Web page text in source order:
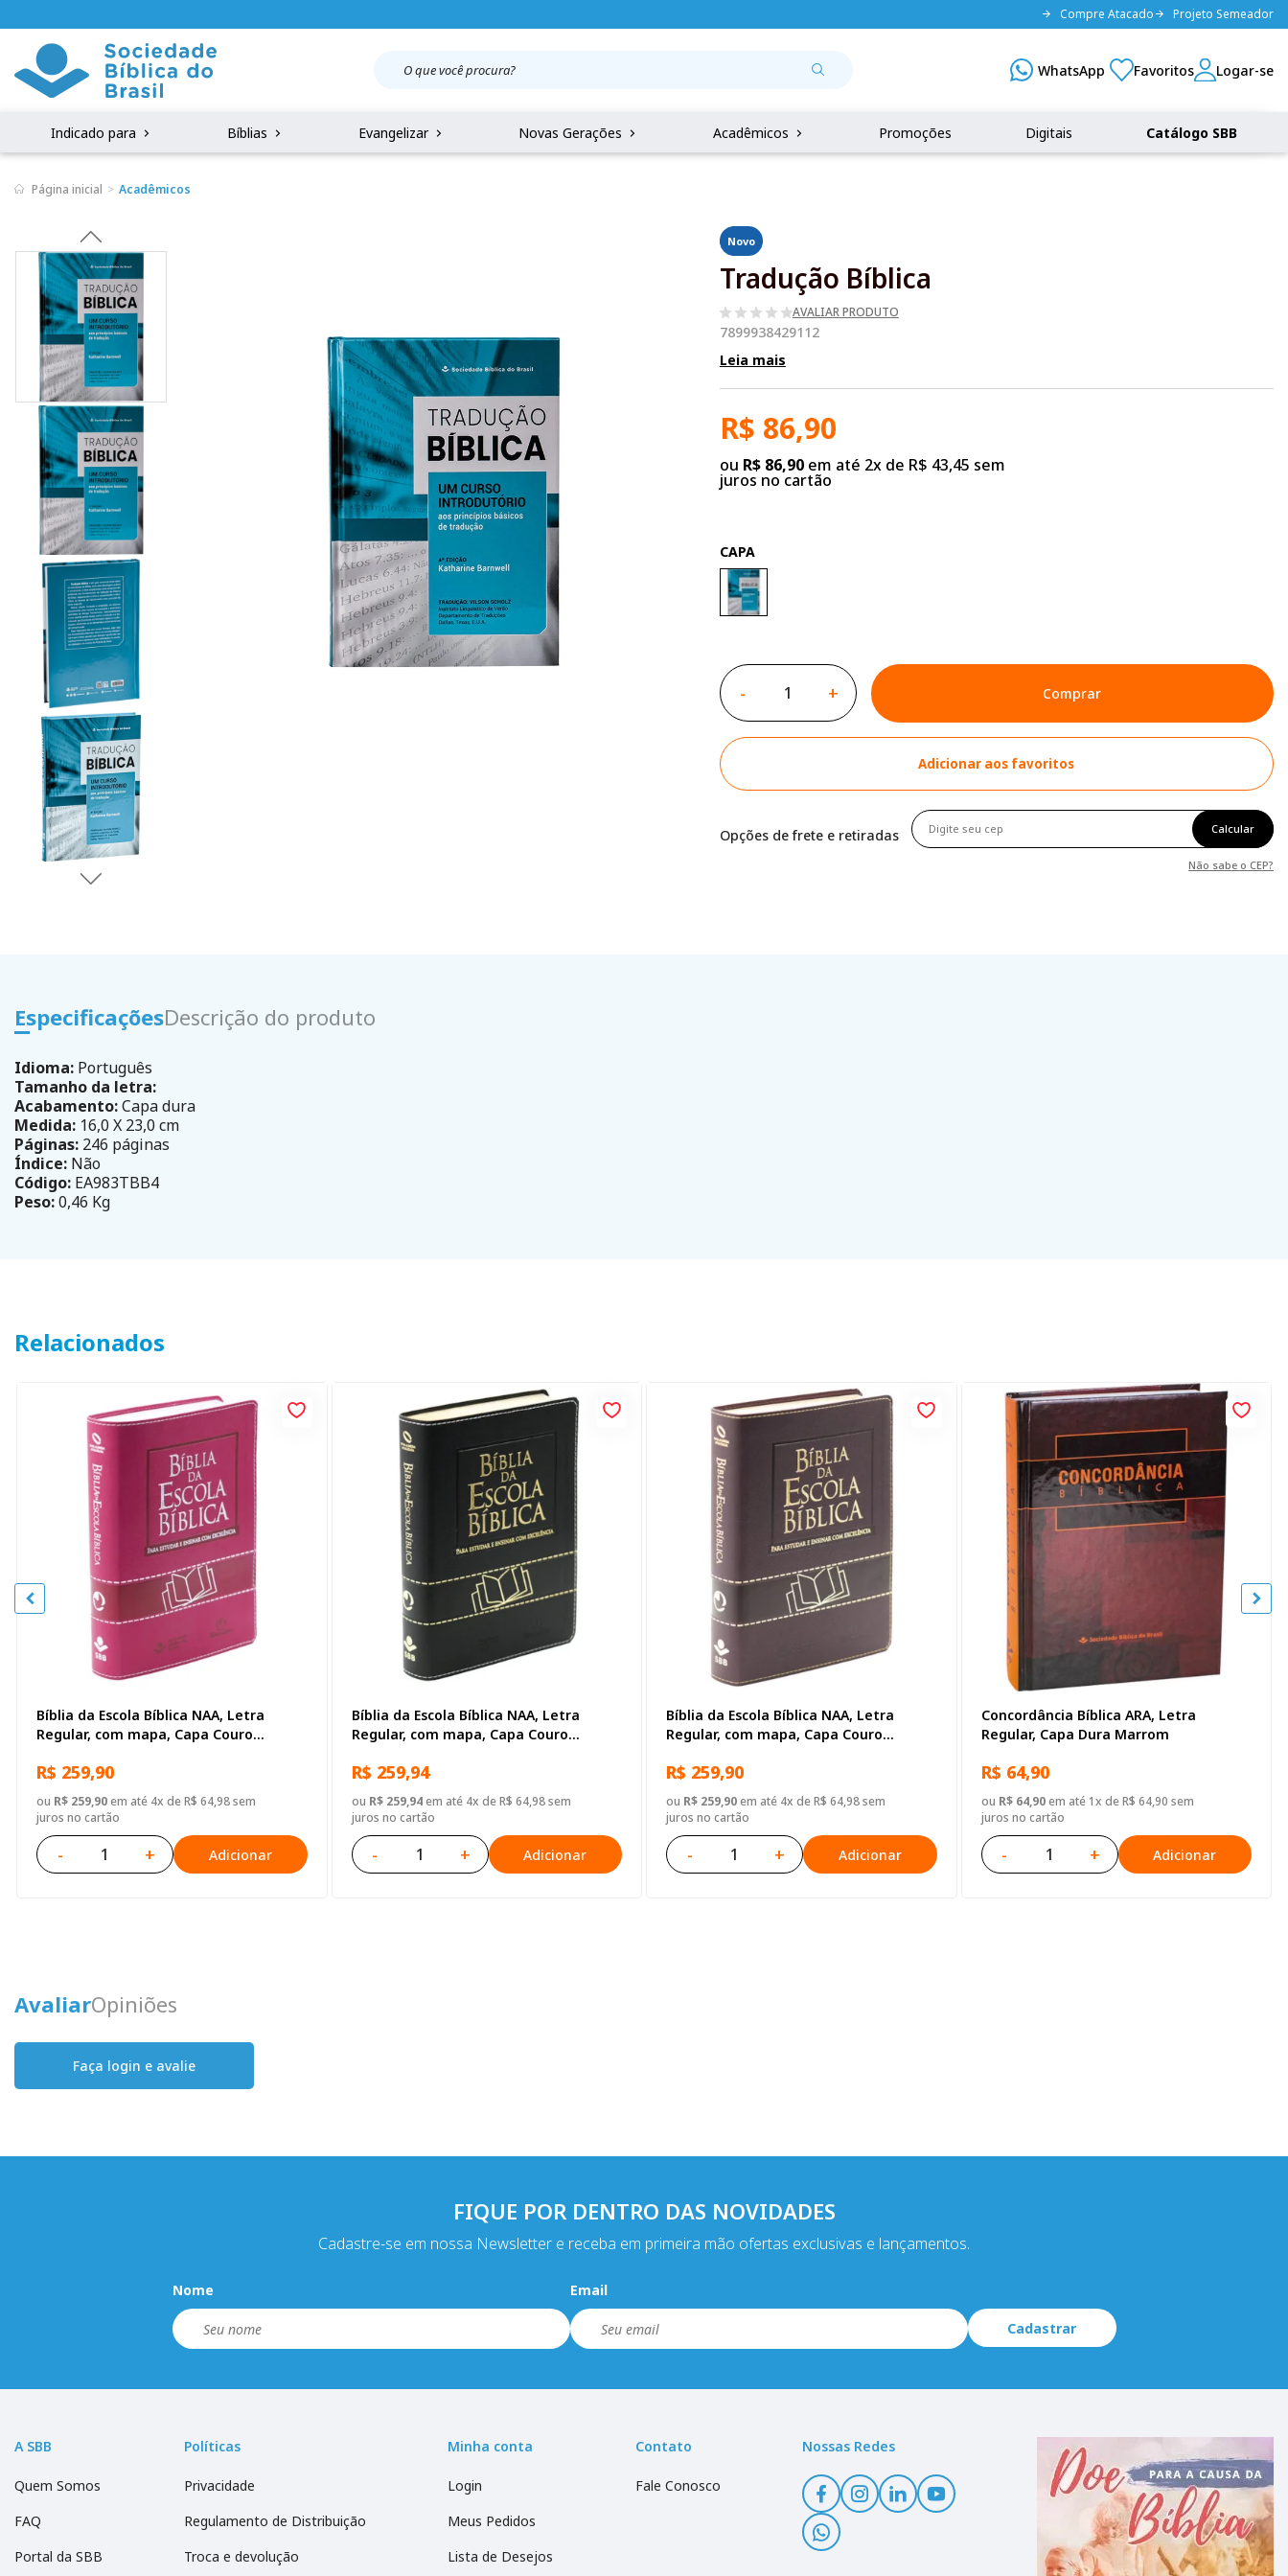
Compre Atacado Projeto Semeador
Indicado para Bíblias Evangelizar Novas Gerações Acadêmicos Promoções Digitais Catálogo SBB
Página inicial Acadêmicos
Novo
Tradução Bíblica
AVALIAR PRODUTO
7899938429112
Leia mais
R$ 86,90
ou R$ 86,90em até 2x de R$ 43,45 sem
juros no cartão
CAPA
- + Comprar
Adicionar aos favoritos
Opções de frete e retiradas Calcular
Não sabe o CEP?
EspecificaçõesDescrição do produto
Idioma: Português
Tamanho da letra:
Acabamento:Capa dura
Medida: 16,0 X 23,0 cm
Páginas: 246 páginas
Índice: Não
Código: EA983TBB4
Peso:0,46 Kg
Relacionados
Bíblia da Escola Bíblica NAA, Letra
Regular, com mapa, Capa Couro
R$ 259,90
ou R$ 259,90em até 4x de R$ 64,98 sem
juros no cartão
- + Adicionar
Bíblia da Escola Bíblica NAA, Letra
Regular, com mapa, Capa Couro
R$ 259,94
ou R$ 259,94em até 4x de R$ 64,98 sem
juros no cartão
- + Adicionar
Bíblia da Escola Bíblica NAA, Letra
Regular, com mapa, Capa Couro
R$ 259,90
ou R$ 259,90em até 4x de R$ 64,98 sem
juros no cartão
- + Adicionar
Concordância Bíblica ARA, Letra
Regular, Capa Dura Marrom
R$ 64,90
ou R$ 64,90em até 1x de R$ 64,90 sem
juros no cartão
- + Adicionar
AvaliarOpiniões
Faça login e avalie
FIQUE POR DENTRO DAS NOVIDADES
Cadastre-se em nossa Newsletter e receba em primeira mão ofertas exclusivas e lançamentos.
Nome Email
Cadastrar
A SBB
Quem Somos
FAQ
Portal da SBB
Políticas
Privacidade
Regulamento de Distribuição
Troca e devolução
Minha conta
Login
Meus Pedidos
Lista de Desejos
Contato
Fale Conosco
Nossas Redes